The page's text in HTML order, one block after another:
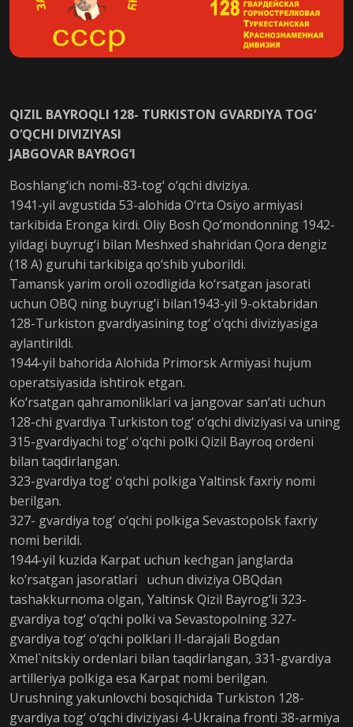
QIZIL BAYROQLI 128- TURKISTON GVARDIYA TOG‘
O‘QCHI DIVIZIYASI
JABGOVAR BAYROG‘I
Boshlang‘ich nomi-83-tog‘ o‘qchi diviziya.
1941-yil avgustida 53-alohida O‘rta Osiyo armiyasi
tarkibida Eronga kirdi. Oliy Bosh Qo’mondonning 1942-
yildagi buyrug‘i bilan Meshxed shahridan Qora dengiz
(18 A) guruhi tarkibiga qo‘shib yuborildi.
Tamansk yarim oroli ozodligida ko‘rsatgan jasorati
uchun OBQ ning buyrug’i bilan1943-yil 9-oktabridan
128-Turkiston gvardiyasining tog‘ o‘qchi diviziyasiga
aylantirildi.
1944-yil bahorida Alohida Primorsk Armiyasi hujum
operatsiyasida ishtirok etgan.
Ko‘rsatgan qahramonliklari va jangovar san‘ati uchun
128-chi gvardiya Turkiston tog‘ o‘qchi diviziyasi va uning
315-gvardiyachi tog‘ o‘qchi polki Qizil Bayroq ordeni
bilan taqdirlangan.
323-gvardiya tog‘ o‘qchi polkiga Yaltinsk faxriy nomi
berilgan.
327- gvardiya tog‘ o‘qchi polkiga Sevastopolsk faxriy
nomi berildi.
1944-yil kuzida Karpat uchun kechgan janglarda
ko’rsatgan jasoratlari uchun diviziya OBQdan
tashakkurnoma olgan, Yaltinsk Qizil Bayrog‘li 323-
gvardiya tog‘ o‘qchi polki va Sevastopolning 327-
gvardiya tog‘ o‘qchi polklari II-darajali Bogdan
Xmel`nitskiy ordenlari bilan taqdirlangan, 331-gvardiya
artilleriya polkiga esa Karpat nomi berilgan.
Urushning yakunlovchi bosqichida Turkiston 128-
gvardiya tog‘ o‘qchi diviziyasi 4-Ukraina fronti 38-armiya